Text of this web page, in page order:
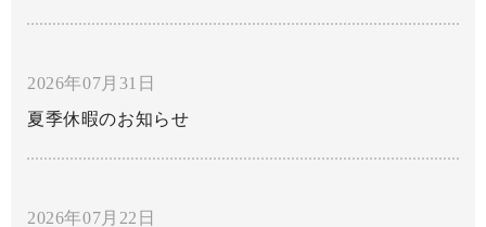
2026年07月31日
夏季休暇のお知らせ
2026年07月22日